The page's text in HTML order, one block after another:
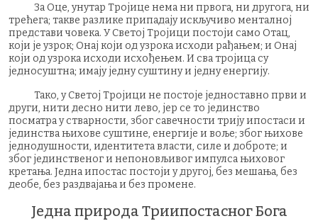
За Оце, унутар Тројице нема ни првога, ни другога, ни
трећега; такве разлике припадају искључиво менталној
представи човека. У Светој Тројици постоји само Отац,
који је узрок; Онај који од узрока исходи рађањем; и Онај
који од узрока исходи исхођењем. И сва тројица су
једносуштна; имају једну суштину и једну енергију.
Тако, у Светој Тројици не постоје једноставно први и
други, нити десно нити лево, јер се то јединство
посматра у стварности, због савечности трију ипостаси и
јединства њихове суштине, енергије и воље; због њихове
једнодушности, идентитета власти, силе и доброте; и
због јединственог и непоновљивог импулса њиховог
кретања. Једна ипостас постоји у другој, без мешања, без
деобе, без раздвајања и без промене.
Једна природа Триипостасног Бога